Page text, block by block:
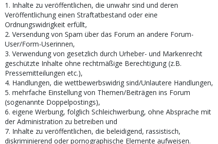
1. Inhalte zu veröffentlichen, die unwahr sind und deren
Veröffentlichung einen Straftatbestand oder eine
Ordnungswidrigkeit erfüllt,
2. Versendung von Spam über das Forum an andere Forum-
User/Form-Userinnen,
3. Verwendung von gesetzlich durch Urheber- und Markenrecht
geschützte Inhalte ohne rechtmäßige Berechtigung (z.B.
Pressemitteilungen etc.),
4. Handlungen, die wettbewerbswidrig sind/Unlautere Handlungen,
5. mehrfache Einstellung von Themen/Beiträgen ins Forum
(sogenannte Doppelpostings),
6. eigene Werbung, folglich Schleichwerbung, ohne Absprache mit
der Administration zu betreiben und
7. Inhalte zu veröffentlichen, die beleidigend, rassistisch,
diskriminierend oder pornographische Elemente aufweisen.